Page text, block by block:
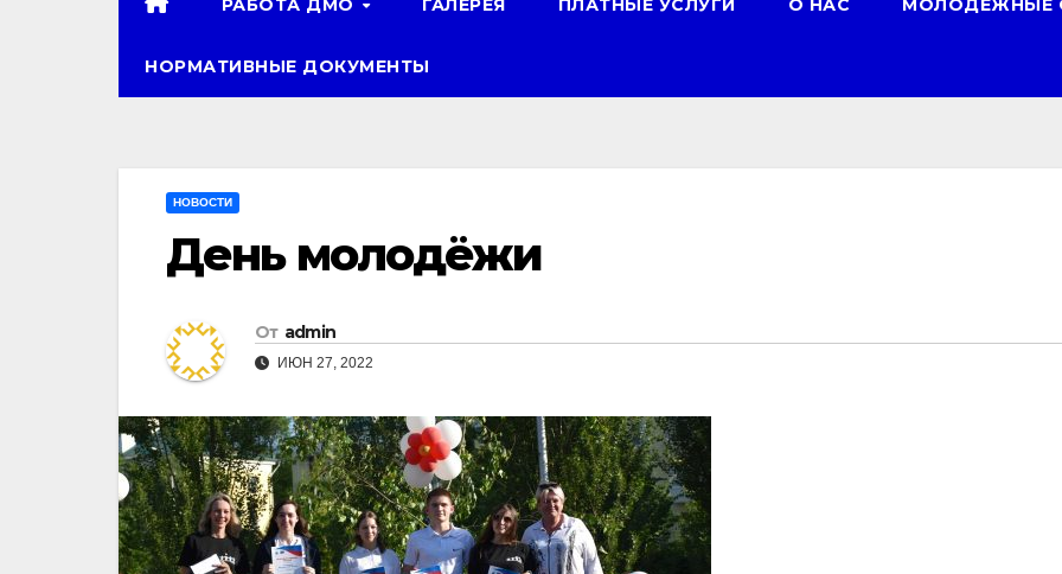
РАБОТА ДМО ГАЛЕРЕЯ ПЛАТНЫЕ УСЛУГИ О НАС МОЛОДЕЖНЫЕ
НОРМАТИВНЫЕ ДОКУМЕНТЫ
НОВОСТИ
День молодёжи
От admin
ИЮН 27, 2022